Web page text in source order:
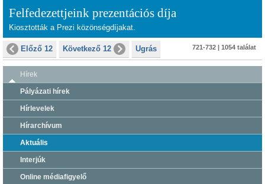
Felfedezettjeink prezentációs díja
Kiosztották a Prezi közönségdíjakat.
Előző 12 Következő 12 Ugrás 721-732 | 1054 találat
Hírek
Pályázati hírek
Hírlevelek
Hírarchívum
Aktuális
Interjúk
Online médiafigyelő